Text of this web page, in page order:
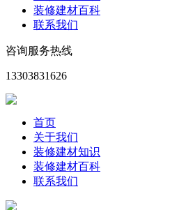
装修建材百科
联系我们
咨询服务热线
13303831626
首页
关于我们
装修建材知识
装修建材百科
联系我们